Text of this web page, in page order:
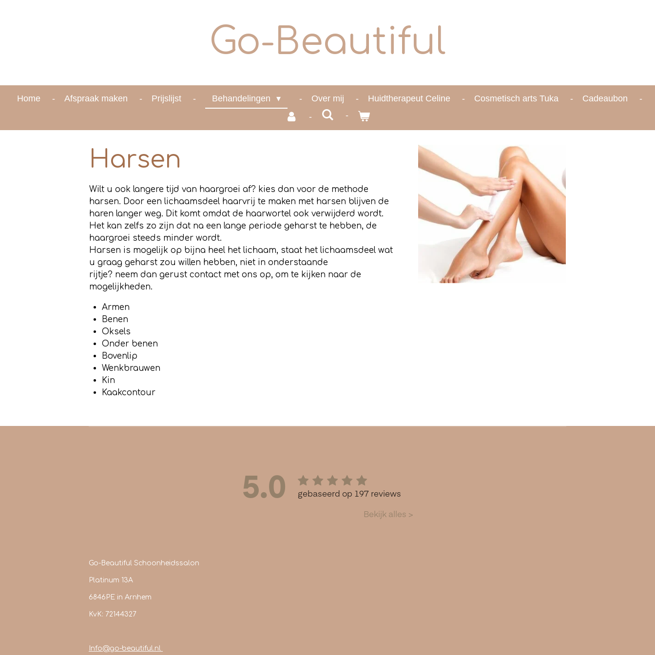
Go-Beautiful
Home Afspraak maken Prijslijst Behandelingen Over mij Huidtherapeut Celine Cosmetisch arts Tuka Cadeaubon
Harsen
Wilt u ook langere tijd van haargroei af? kies dan voor de methode
harsen. Door een lichaamsdeel haarvrij te maken met harsen blijven de
haren langer weg. Dit komt omdat de haarwortel ook verwijderd wordt.
Het kan zelfs zo zijn dat na een lange periode geharst te hebben, de
haargroei steeds minder wordt.
Harsen is mogelijk op bijna heel het lichaam, staat het lichaamsdeel wat
u graag geharst zou willen hebben, niet in onderstaande
rijtje? neem dan gerust contact met ons op, om te kijken naar de
mogelijkheden.
Armen
Benen
Oksels
Onder benen
Bovenlip
Wenkbrauwen
Kin
Kaakcontour
Go-Beautiful Schoonheidssalon
Platinum 13A
6846PE in Arnhem
KvK: 72144327
Info@go-beautiful.nl